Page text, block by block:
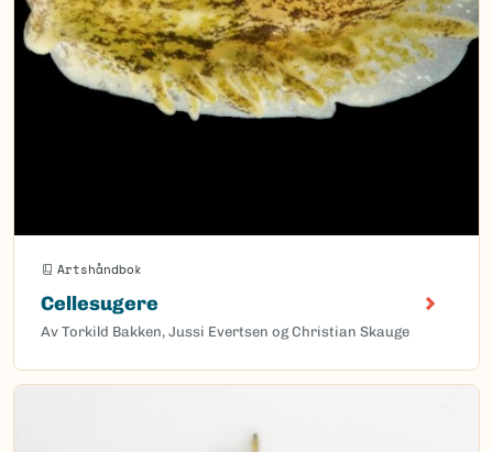
Artshåndbok
Cellesugere
Av Torkild Bakken, Jussi Evertsen og Christian Skauge